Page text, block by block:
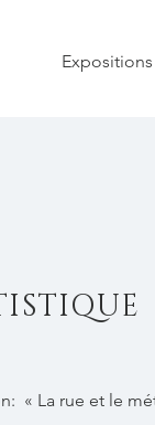
« La rue et le